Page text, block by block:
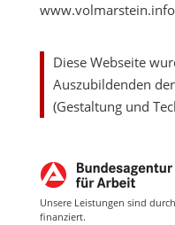
www.volmarstein.info
Diese Webseite
Auszubildenden
(Gestaltung und
Unsere Leistungen sind
finanziert.